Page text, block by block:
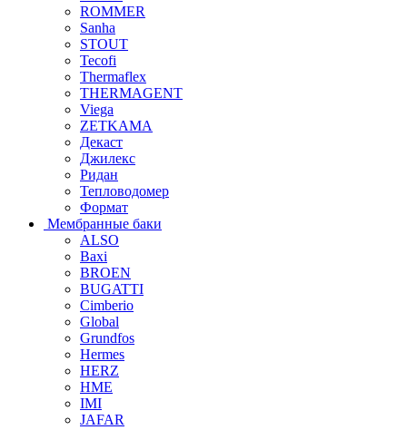
ROMMER
Sanha
STOUT
Tecofi
Thermaflex
THERMAGENT
Viega
ZETKAMA
Декаст
Джилекс
Ридан
Тепловодомер
Формат
Мембранные баки
ALSO
Baxi
BROEN
BUGATTI
Cimberio
Global
Grundfos
Hermes
HERZ
HME
IMI
JAFAR